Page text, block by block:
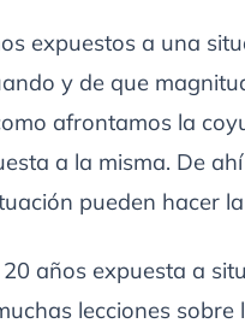
expuestos a una
y de que
afrontamos la
a la misma. De
pueden hacer
años expuesta a
lecciones